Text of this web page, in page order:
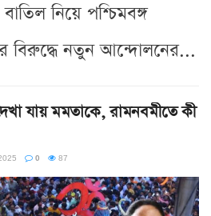
নিয়ে পশ্চিমবঙ্গ
বিরুদ্ধে নতুন আন্দোলনের...
যায় মমতাকে, রামনবমীতে কী
0 87